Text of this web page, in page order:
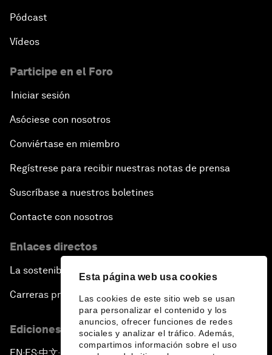
Esta página web usa cookies
Las cookies de este sitio web se usan
para personalizar el contenido y los
anuncios, ofrecer funciones de redes
sociales y analizar el tráfico. Además,
compartimos información sobre el uso
Pódcast
Vídeos
Participe en el Foro
Iniciar sesión
Asóciese con nosotros
Conviértase en miembro
Regístrese para recibir nuestras notas de prensa
Suscríbase a nuestros boletines
Contacte con nosotros
Enlaces directos
La sostenibilidad en el Foro
Carreras profesionales
Ediciones en otros idiomas
▪ ▪ ▪